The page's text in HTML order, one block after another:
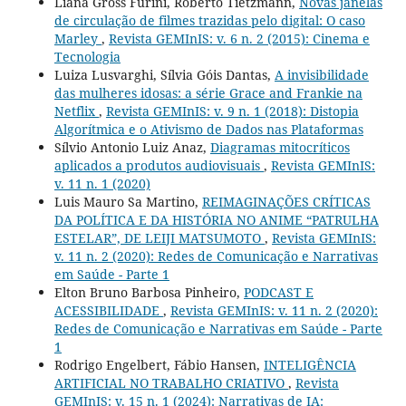
de circulação de filmes trazidas pelo digital: O caso
Marley , Revista GEMInIS: v. 6 n. 2 (2015): Cinema e
Tecnologia
Luiza Lusvarghi, Sílvia Góis Dantas, A invisibilidade
das mulheres idosas: a série Grace and Frankie na
Netflix , Revista GEMInIS: v. 9 n. 1 (2018): Distopia
Algorítmica e o Ativismo de Dados nas Plataformas
Sílvio Antonio Luiz Anaz, Diagramas mitocríticos
aplicados a produtos audiovisuais , Revista GEMInIS:
v. 11 n. 1 (2020)
Luis Mauro Sa Martino, REIMAGINAÇÕES CRÍTICAS
DA POLÍTICA E DA HISTÓRIA NO ANIME “PATRULHA
ESTELAR”, DE LEIJI MATSUMOTO , Revista GEMInIS:
v. 11 n. 2 (2020): Redes de Comunicação e Narrativas
em Saúde - Parte 1
Elton Bruno Barbosa Pinheiro, PODCAST E
ACESSIBILIDADE , Revista GEMInIS: v. 11 n. 2 (2020):
Redes de Comunicação e Narrativas em Saúde - Parte
1
Rodrigo Engelbert, Fábio Hansen, INTELIGÊNCIA
ARTIFICIAL NO TRABALHO CRIATIVO , Revista
GEMInIS: v. 15 n. 1 (2024): Narrativas de IA: